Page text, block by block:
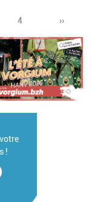
Page
4
Page
››
!